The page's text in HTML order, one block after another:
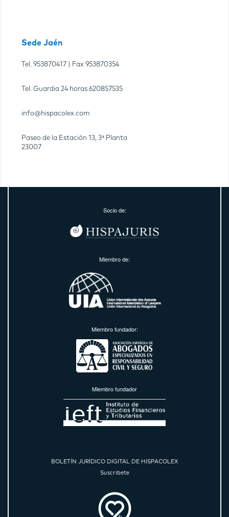
Sede Jaén
Tel. 953870417 | Fax 953870354
Tel. Guardia 24 horas 620857535
info@hispacolex.com
Paseo de la Estación 13, 3ª Planta
23007
Socio de:
Miembro de:
Miembro fundador:
Miembro fundador
BOLETÍN JURÍDICO DIGITAL DE HISPACOLEX
Suscríbete